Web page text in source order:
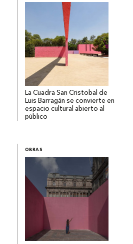
La Cuadra San Cristobal de
Luis Barragán se convierte en
espacio cultural abierto al
público
OBRAS